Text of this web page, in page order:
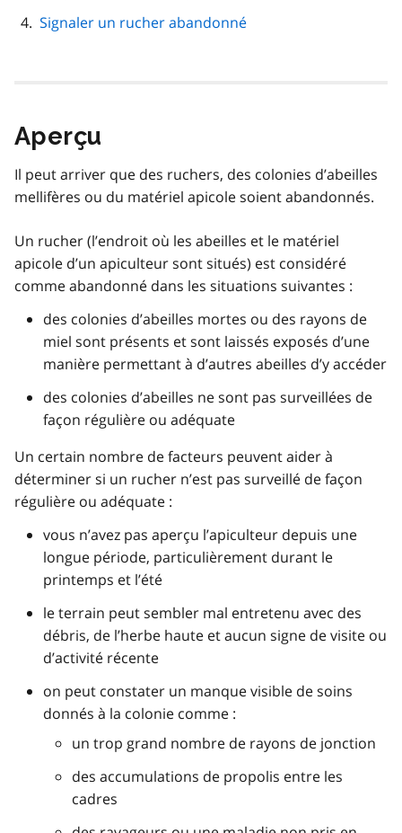
Signaler un rucher abandonné
Aperçu
Il peut arriver que des ruchers, des colonies d’abeilles
mellifères ou du matériel apicole soient abandonnés.
Un rucher (l’endroit où les abeilles et le matériel
apicole d’un apiculteur sont situés) est considéré
comme abandonné dans les situations suivantes :
des colonies d’abeilles mortes ou des rayons de
miel sont présents et sont laissés exposés d’une
manière permettant à d’autres abeilles d’y accéder
des colonies d’abeilles ne sont pas surveillées de
façon régulière ou adéquate
Un certain nombre de facteurs peuvent aider à
déterminer si un rucher n’est pas surveillé de façon
régulière ou adéquate :
vous n’avez pas aperçu l’apiculteur depuis une
longue période, particulièrement durant le
printemps et l’été
le terrain peut sembler mal entretenu avec des
débris, de l’herbe haute et aucun signe de visite ou
d’activité récente
on peut constater un manque visible de soins
donnés à la colonie comme :
un trop grand nombre de rayons de jonction
des accumulations de propolis entre les
cadres